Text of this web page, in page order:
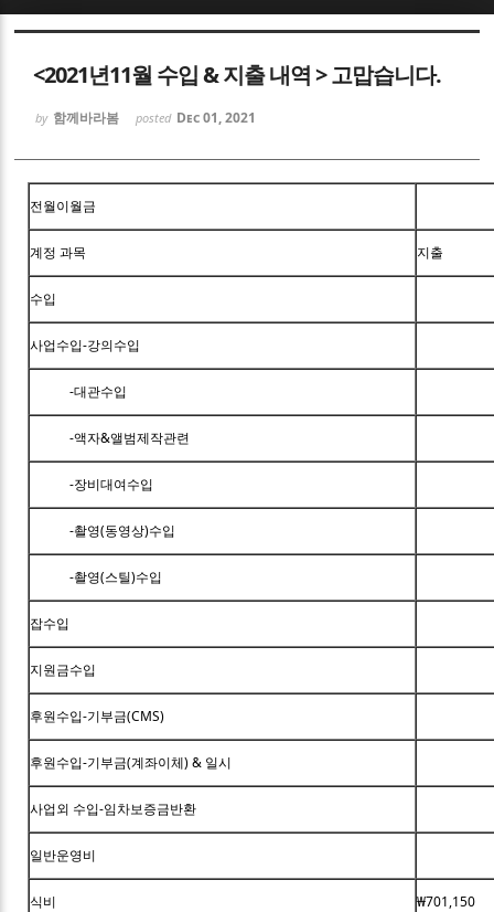
<2021년11월 수입 & 지출 내역 > 고맙습니다.
by 함께바라봄 posted Dec 01, 2021
전월이월금
계정 과목 지출
수입
사업수입-강의수입
-대관수입
-액자&앨범제작관련
-장비대여수입
-촬영(동영상)수입
-촬영(스틸)수입
잡수입
지원금수입
후원수입-기부금(CMS)
후원수입-기부금(계좌이체) & 일시
사업외 수입-임차보증금반환
일반운영비
식비 ₩701,150
Sketchbook5, 스케치북5
Sketchbook5, 스케치북5